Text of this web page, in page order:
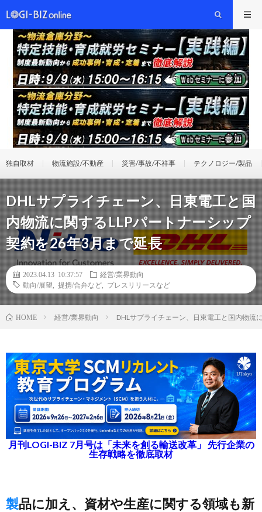
独自取材 物流施設/不動産 災害/事故/不祥事 テクノロジー/製品
DHLサプライチェーン、日東電工と国
内物流に関するLLPパートナーシップ
契約を26年3月まで延長
2023.04.13 10:37:57
経営/業界動向
動向/展望
提携/合弁など プレスリリースなど
HOME 経営/業界動向 DHLサプライチェーン、日東電工と国内物流
月刊LOGI-BIZ 7月号は「未来を創る輸送改革」 先行企業の
生存戦略を徹底取材
製品に加え、資材や生産に関する領域も新